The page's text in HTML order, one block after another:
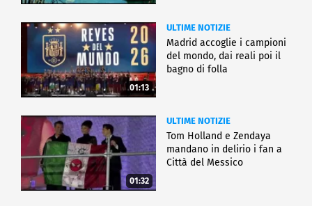
01:13
ULTIME NOTIZIE
Madrid accoglie i campioni
del mondo, dai reali poi il
bagno di folla
01:32
ULTIME NOTIZIE
Tom Holland e Zendaya
mandano in delirio i fan a
Città del Messico